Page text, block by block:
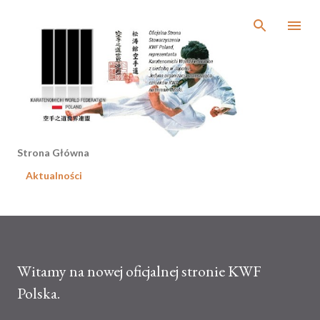
Strona Główna
Aktualności
Witamy na nowej oficjalnej stronie KWF
Polska.